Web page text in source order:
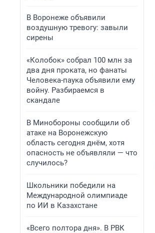
В Воронеже объявили
воздушную тревогу: завыли
сирены
«Колобок» собрал 100 млн за
два дня проката, но фанаты
Человека-паука объявили ему
войну. Разбираемся в
скандале
В Минобороны сообщили об
атаке на Воронежскую
область сегодня днём, хотя
опасность не объявляли — что
случилось?
Школьники победили на
Международной олимпиаде
по ИИ в Казахстане
«Всего полтора дня». В РВК